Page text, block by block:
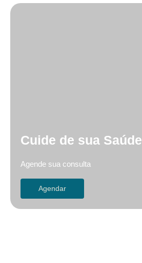
Cuide de sua Saúde
Agende sua consulta
Agendar